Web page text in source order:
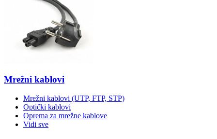
Mrežni kablovi
Mrežni kablovi (UTP, FTP, STP)
Optički kablovi
Oprema za mrežne kablove
Vidi sve